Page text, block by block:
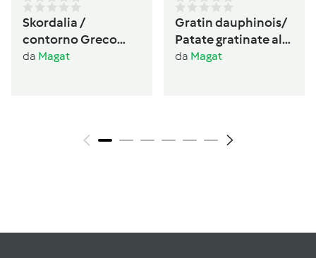
Skordalia /
contorno Greco
🇬🇷 senza glutine,
da Magat
Gratin dauphinois/
Patate gratinate alla
Francese
da Magat